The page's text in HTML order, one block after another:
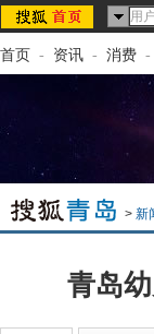
首页 - 资讯 - 消费 -
> 新
青岛